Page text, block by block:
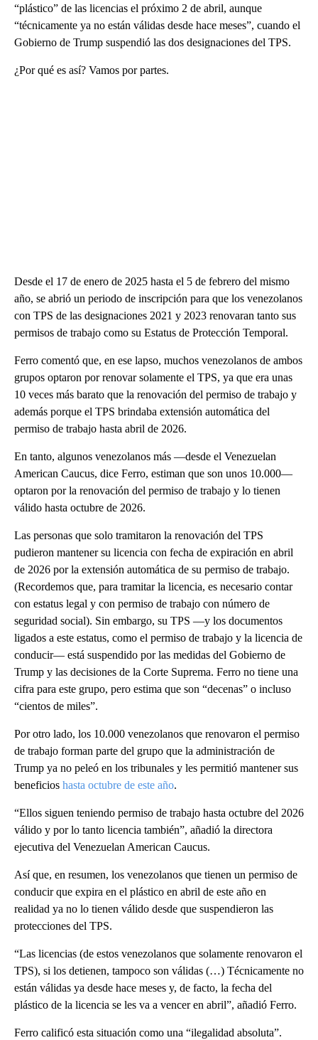
“plástico” de las licencias el próximo 2 de abril, aunque
“técnicamente ya no están válidas desde hace meses”, cuando el
Gobierno de Trump suspendió las dos designaciones del TPS.
¿Por qué es así? Vamos por partes.
Desde el 17 de enero de 2025 hasta el 5 de febrero del mismo
año, se abrió un periodo de inscripción para que los venezolanos
con TPS de las designaciones 2021 y 2023 renovaran tanto sus
permisos de trabajo como su Estatus de Protección Temporal.
Ferro comentó que, en ese lapso, muchos venezolanos de ambos
grupos optaron por renovar solamente el TPS, ya que era unas
10 veces más barato que la renovación del permiso de trabajo y
además porque el TPS brindaba extensión automática del
permiso de trabajo hasta abril de 2026.
En tanto, algunos venezolanos más —desde el Venezuelan
American Caucus, dice Ferro, estiman que son unos 10.000—
optaron por la renovación del permiso de trabajo y lo tienen
válido hasta octubre de 2026.
Las personas que solo tramitaron la renovación del TPS
pudieron mantener su licencia con fecha de expiración en abril
de 2026 por la extensión automática de su permiso de trabajo.
(Recordemos que, para tramitar la licencia, es necesario contar
con estatus legal y con permiso de trabajo con número de
seguridad social). Sin embargo, su TPS —y los documentos
ligados a este estatus, como el permiso de trabajo y la licencia de
conducir— está suspendido por las medidas del Gobierno de
Trump y las decisiones de la Corte Suprema. Ferro no tiene una
cifra para este grupo, pero estima que son “decenas” o incluso
“cientos de miles”.
Por otro lado, los 10.000 venezolanos que renovaron el permiso
de trabajo forman parte del grupo que la administración de
Trump ya no peleó en los tribunales y les permitió mantener sus
beneficios hasta octubre de este año.
“Ellos siguen teniendo permiso de trabajo hasta octubre del 2026
válido y por lo tanto licencia también”, añadió la directora
ejecutiva del Venezuelan American Caucus.
Así que, en resumen, los venezolanos que tienen un permiso de
conducir que expira en el plástico en abril de este año en
realidad ya no lo tienen válido desde que suspendieron las
protecciones del TPS.
“Las licencias (de estos venezolanos que solamente renovaron el
TPS), si los detienen, tampoco son válidas (…) Técnicamente no
están válidas ya desde hace meses y, de facto, la fecha del
plástico de la licencia se les va a vencer en abril”, añadió Ferro.
Ferro calificó esta situación como una “ilegalidad absoluta”.